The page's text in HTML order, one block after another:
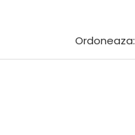
Ordoneaza: